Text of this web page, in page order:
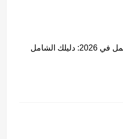
أفضل لابتوب للدراسة والعمل في 2026: دليلك الشامل